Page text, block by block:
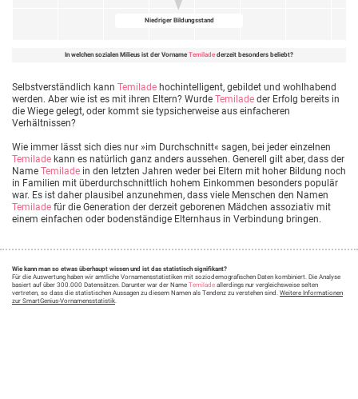
Niedriger Bildungsstand
In welchen sozialen Milieus ist der Vorname Temilade derzeit besonders beliebt?
Selbstverständlich kann Temilade hochintelligent, gebildet und wohlhabend
werden. Aber wie ist es mit ihren Eltern? Wurde Temilade der Erfolg bereits in
die Wiege gelegt, oder kommt sie typsicherweise aus einfacheren
Verhältnissen?
Wie immer lässt sich dies nur »im Durchschnitt« sagen, bei jeder einzelnen
Temilade kann es natürlich ganz anders aussehen. Generell gilt aber, dass der
Name Temilade in den letzten Jahren weder bei Eltern mit hoher Bildung noch
in Familien mit überdurchschnittlich hohem Einkommen besonders populär
war. Es ist daher plausibel anzunehmen, dass viele Menschen den Namen
Temilade für die Generation der derzeit geborenen Mädchen assoziativ mit
einem einfachen oder bodenständige Elternhaus in Verbindung bringen.
Wie kann man so etwas überhaupt wissen und ist das statistisch signifikant?
Für die Auswertung haben wir amtliche Vornamensstatistiken mit soziodemografischen Daten kombiniert. Die Analyse
basiert auf über 300.000 Datensätzen. Darunter war der Name Temilade allerdings nur vergleichsweise selten
vertreten, so dass die statistischen Aussagen zu diesem Namen als Tendenz zu verstehen sind. Weitere Informationen
zur SmartGenius-Vornamensstatistik.